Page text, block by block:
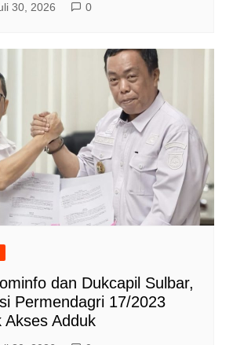
30, 2026 0
dan Dukcapil Sulbar,
Permendagri 17/2023
Akses Adduk